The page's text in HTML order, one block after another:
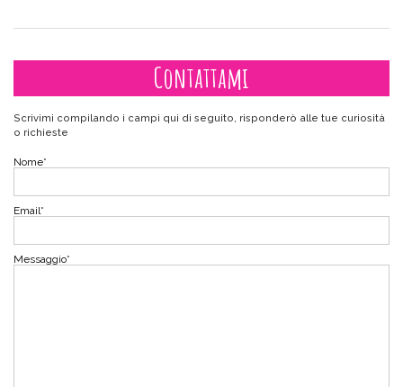
Contattami
Scrivimi compilando i campi qui di seguito, risponderò alle tue curiosità
o richieste
Nome*
Email*
Messaggio*